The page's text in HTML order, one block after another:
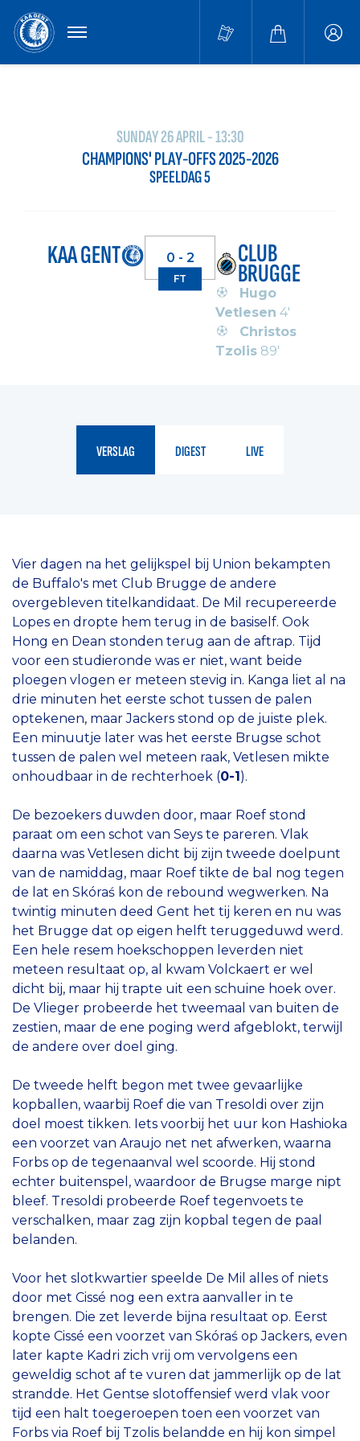
MENU
SUNDAY 26 APRIL - 13:30
CHAMPIONS' PLAY-OFFS 2025-2026
SPEELDAG 5
KAA GENT 0 - 2
FT
CLUB
BRUGGE
Hugo
Vetlesen 4'
Christos
Tzolis 89'
VERSLAG DIGEST LIVE
Vier dagen na het gelijkspel bij Union bekampten
de Buffalo's met Club Brugge de andere
overgebleven titelkandidaat. De Mil recupereerde
Lopes en dropte hem terug in de basiself. Ook
Hong en Dean stonden terug aan de aftrap. Tijd
voor een studieronde was er niet, want beide
ploegen vlogen er meteen stevig in. Kanga liet al na
drie minuten het eerste schot tussen de palen
optekenen, maar Jackers stond op de juiste plek.
Een minuutje later was het eerste Brugse schot
tussen de palen wel meteen raak, Vetlesen mikte
onhoudbaar in de rechterhoek (0-1).
De bezoekers duwden door, maar Roef stond
paraat om een schot van Seys te pareren. Vlak
daarna was Vetlesen dicht bij zijn tweede doelpunt
van de namiddag, maar Roef tikte de bal nog tegen
de lat en Skóraś kon de rebound wegwerken. Na
twintig minuten deed Gent het tij keren en nu was
het Brugge dat op eigen helft teruggeduwd werd.
Een hele resem hoekschoppen leverden niet
meteen resultaat op, al kwam Volckaert er wel
dicht bij, maar hij trapte uit een schuine hoek over.
De Vlieger probeerde het tweemaal van buiten de
zestien, maar de ene poging werd afgeblokt, terwijl
de andere over doel ging.
De tweede helft begon met twee gevaarlijke
kopballen, waarbij Roef die van Tresoldi over zijn
doel moest tikken. Iets voorbij het uur kon Hashioka
een voorzet van Araujo net net afwerken, waarna
Forbs op de tegenaanval wel scoorde. Hij stond
echter buitenspel, waardoor de Brugse marge nipt
bleef. Tresoldi probeerde Roef tegenvoets te
verschalken, maar zag zijn kopbal tegen de paal
belanden.
Voor het slotkwartier speelde De Mil alles of niets
door met Cissé nog een extra aanvaller in te
brengen. Die zet leverde bijna resultaat op. Eerst
kopte Cissé een voorzet van Skóraś op Jackers, even
later kapte Kadri zich vrij om vervolgens een
geweldig schot af te vuren dat jammerlijk op de lat
strandde. Het Gentse slotoffensief werd vlak voor
tijd een halt toegeroepen toen een voorzet van
Forbs via Roef bij Tzolis belandde en hij kon simpel